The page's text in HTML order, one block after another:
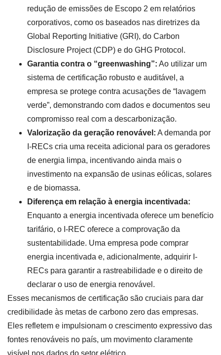
redução de emissões de Escopo 2 em relatórios
corporativos, como os baseados nas diretrizes da
Global Reporting Initiative (GRI), do Carbon
Disclosure Project (CDP) e do GHG Protocol.
Garantia contra o “greenwashing”: Ao utilizar um
sistema de certificação robusto e auditável, a
empresa se protege contra acusações de “lavagem
verde”, demonstrando com dados e documentos seu
compromisso real com a descarbonização.
Valorização da geração renovável: A demanda por
I-RECs cria uma receita adicional para os geradores
de energia limpa, incentivando ainda mais o
investimento na expansão de usinas eólicas, solares
e de biomassa.
Diferença em relação à energia incentivada:
Enquanto a energia incentivada oferece um benefício
tarifário, o I-REC oferece a comprovação da
sustentabilidade. Uma empresa pode comprar
energia incentivada e, adicionalmente, adquirir I-
RECs para garantir a rastreabilidade e o direito de
declarar o uso de energia renovável.
Esses mecanismos de certificação são cruciais para dar
credibilidade às metas de carbono zero das empresas.
Eles refletem e impulsionam o crescimento expressivo das
fontes renováveis no país, um movimento claramente